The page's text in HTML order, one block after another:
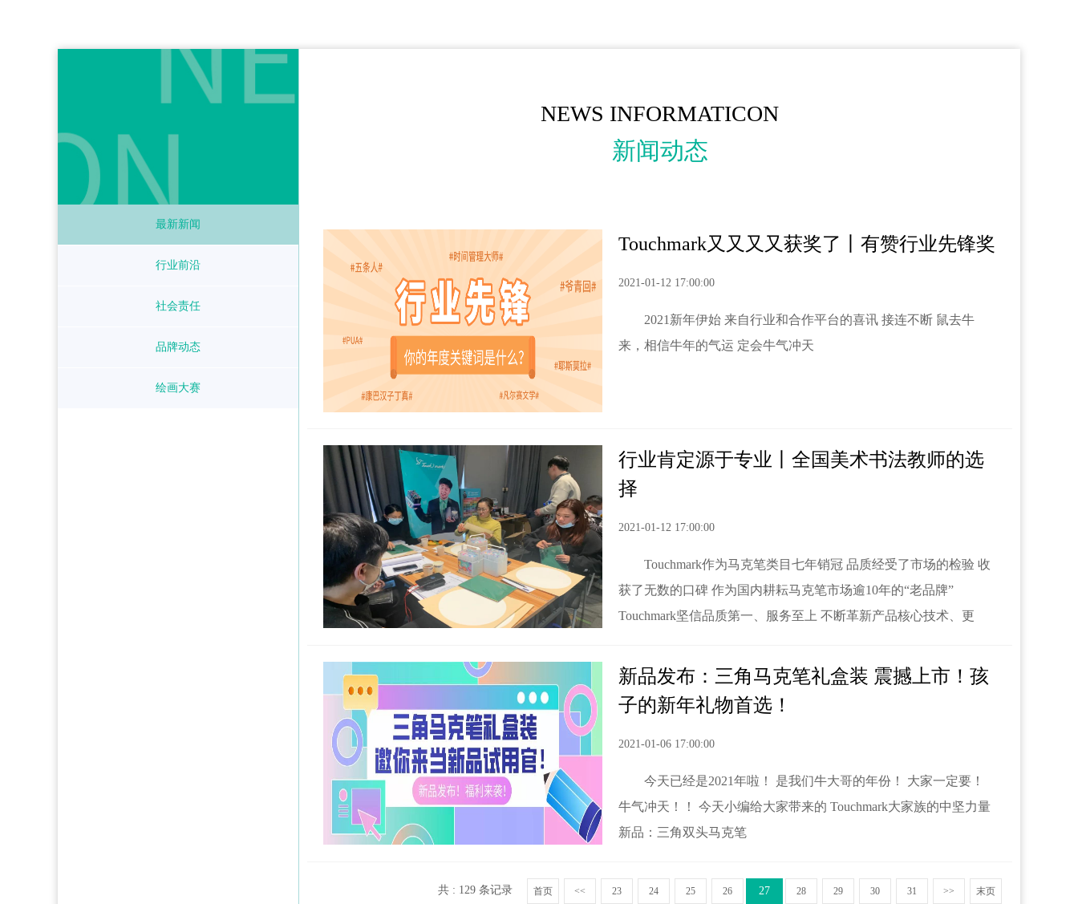
最新新闻
行业前沿
社会责任
品牌动态
绘画大赛
NEWS INFORMATICON
新闻动态
Touchmark又又又又获奖了丨有赞行业先锋奖
2021-01-12 17:00:00
2021新年伊始 来自行业和合作平台的喜讯 接连不断 鼠去牛
来，相信牛年的气运 定会牛气冲天
行业肯定源于专业丨全国美术书法教师的选
择
2021-01-12 17:00:00
Touchmark作为马克笔类目七年销冠 品质经受了市场的检验 收
获了无数的口碑 作为国内耕耘马克笔市场逾10年的“老品牌”
Touchmark坚信品质第一、服务至上 不断革新产品核心技术、更
新品发布：三角马克笔礼盒装 震撼上市！孩
子的新年礼物首选！
2021-01-06 17:00:00
今天已经是2021年啦！ 是我们牛大哥的年份！ 大家一定要！
牛气冲天！！ 今天小编给大家带来的 Touchmark大家族的中坚力量
新品：三角双头马克笔
共 : 129 条记录 首页 << 23 24 25 26 27 28 29 30 31 >> 末页